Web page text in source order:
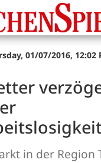
01/07/2016, 12:02
in der Region